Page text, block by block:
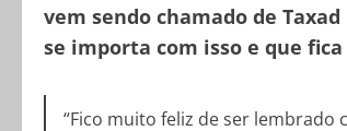
vem sendo chamado de
se importa com isso e que
“Fico muito feliz de ser